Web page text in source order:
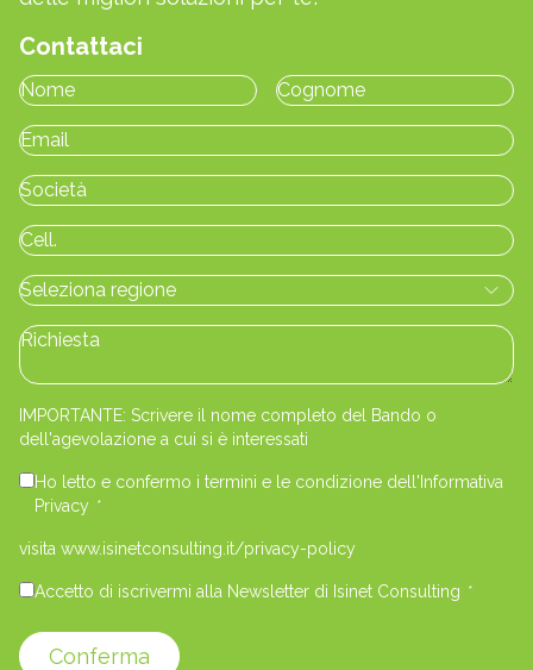
Contattaci
IMPORTANTE: Scrivere il nome completo del Bando o
dell'agevolazione a cui si è interessati
Ho letto e confermo i termini e le condizione dell'Informativa
Privacy *
visita www.isinetconsulting.it/privacy-policy
Accetto di iscrivermi alla Newsletter di Isinet Consulting *
Conferma